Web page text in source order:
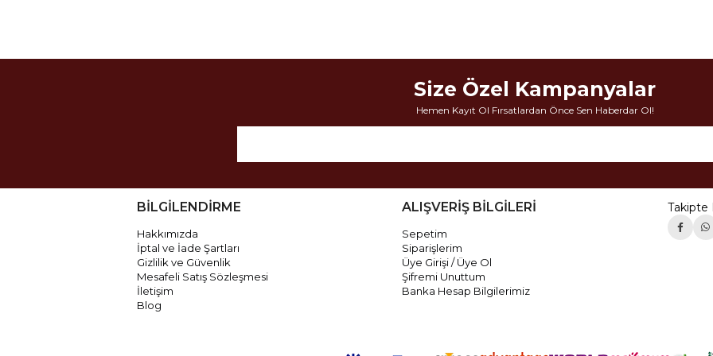
Size Özel Kampanyalar
Hemen Kayıt Ol Fırsatlardan Önce Sen Haberdar Ol!
BİLGİLENDİRME
Hakkımızda
İptal ve İade Şartları
Gizlilik ve Güvenlik
Mesafeli Satış Sözleşmesi
İletişim
Blog
ALIŞVERİŞ BİLGİLERİ
Sepetim
Siparişlerim
Üye Girişi / Üye Ol
Şifremi Unuttum
Banka Hesap Bilgilerimiz
Takipte